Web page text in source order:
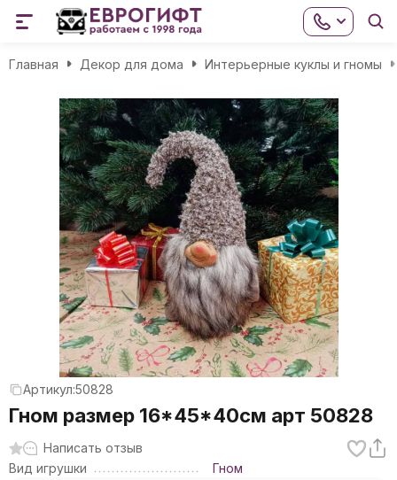
Главная Декор для дома Интерьерные куклы и гномы
Артикул:50828
Гном размер 16*45*40см арт 50828
Написать отзыв
Вид игрушки
Гном